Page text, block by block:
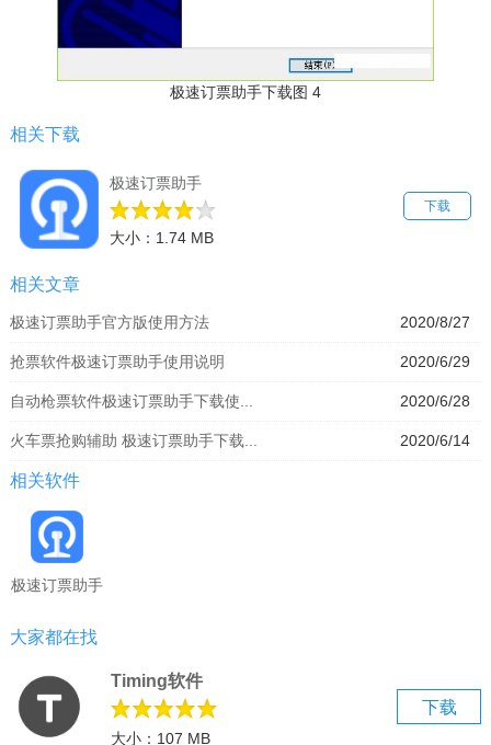
极速订票助手下载图 4
相关下载
下载
极速订票助手
大小：1.74 MB
相关文章
2020/8/27
极速订票助手官方版使用方法
2020/6/29
抢票软件极速订票助手使用说明
2020/6/28
自动枪票软件极速订票助手下载使...
2020/6/14
火车票抢购辅助 极速订票助手下载...
相关软件
极速订票助手
大家都在找
下载
Timing软件
大小：107 MB